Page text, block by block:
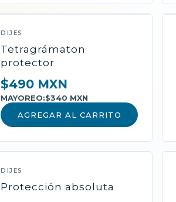
DIJES
Tetragrámaton
protector
$490 MXN
MAYOREO:$340 MXN
AGREGAR AL CARRITO
DIJES
Protección absoluta